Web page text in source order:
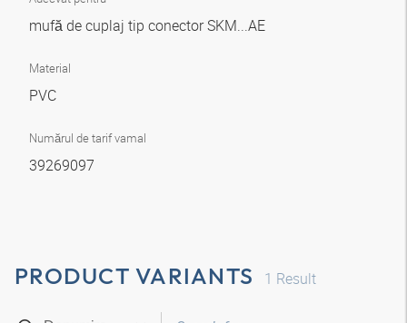
mufă de cuplaj tip conector SKM...AE
Material
PVC
Numărul de tarif vamal
39269097
PRODUCT VARIANTS 1 Result